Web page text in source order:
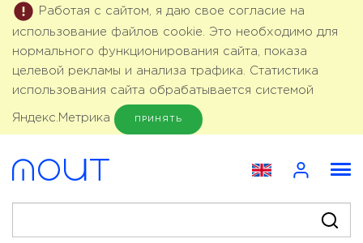
Работая с сайтом, я даю свое согласие на
использование файлов cookie. Это необходимо для
нормального функционирования сайта, показа
целевой рекламы и анализа трафика. Статистика
использования сайта обрабатывается системой
Яндекс.Метрика ПРИНЯТЬ